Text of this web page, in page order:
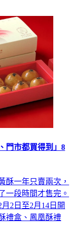
門市都買得到」8
酥一年只賣兩次，
一段時間才售完。
2日至2月14日開
禮盒、鳳凰酥禮